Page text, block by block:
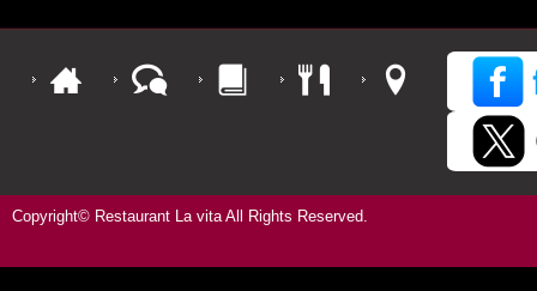
Copyright© Restaurant La vita All Rights Reserved.